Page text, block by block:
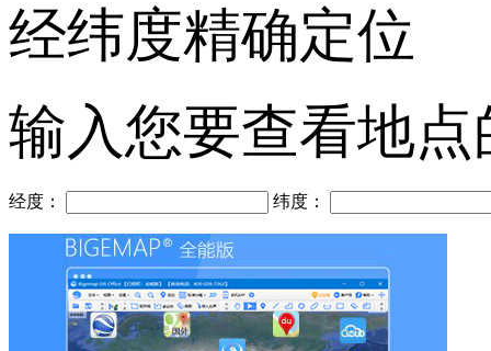
经纬度精确定位
输入您要查看地
经度： 纬度：